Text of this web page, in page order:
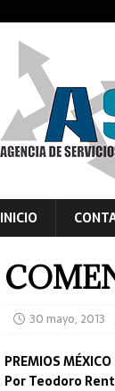
INICIO
30 mayo, 2013
PREMIOS
Por Teodoro